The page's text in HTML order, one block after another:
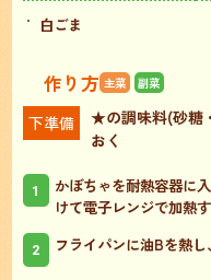
白ごま
作り方 主菜 副菜
下準備
★の調味料(砂糖
おく
1
かぼちゃを耐熱容器に
けて電子レンジで加熱
2 フライパンに油Bを熱し